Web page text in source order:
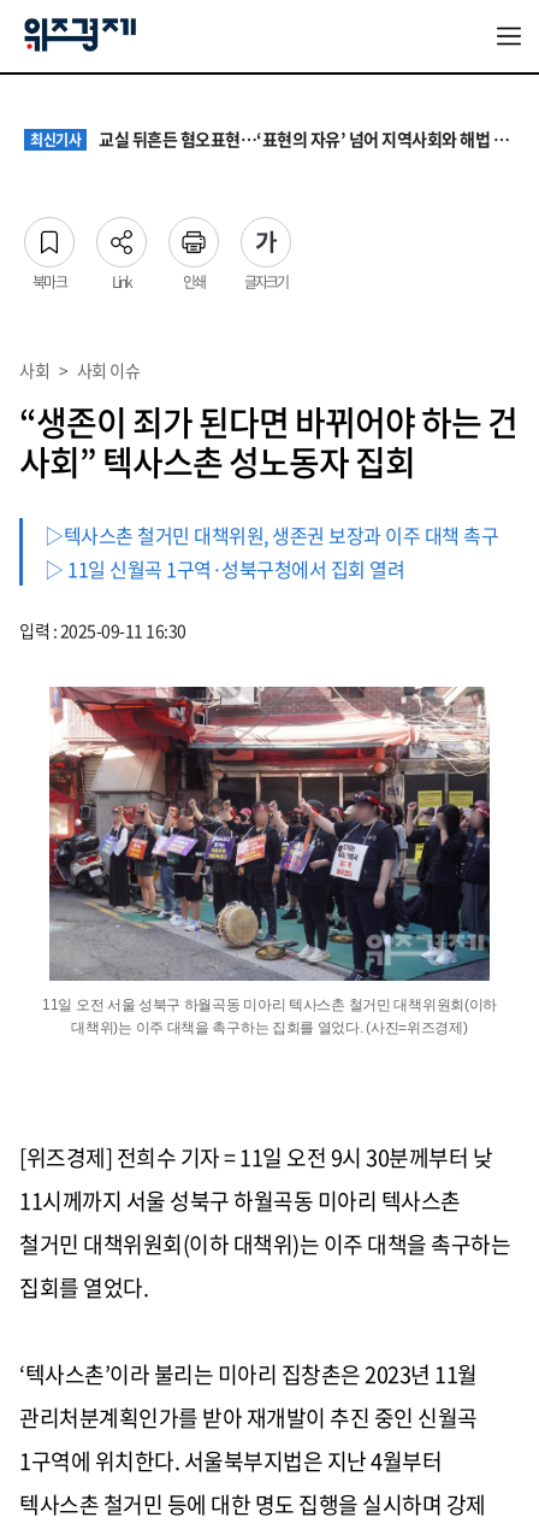
최신기사 교실 뒤흔든 혐오표현…‘표현의 자유’ 넘어 지역사회와 해법 모색
최신기사 대기업 노조 '영업이익 성과급' 요구에 전문가들 "최종 이익·투자 여력 반영해야"
최신기사 서울 집값 다시 0.26% 상승…전세도 수도권 중심으로 압박 커져
북마크 Link 인쇄 글자크기
사회 > 사회 이슈
“생존이 죄가 된다면 바뀌어야 하는 건
사회” 텍사스촌 성노동자 집회
▷텍사스촌 철거민 대책위원, 생존권 보장과 이주 대책 촉구
▷ 11일 신월곡 1구역·성북구청에서 집회 열려
입력 : 2025-09-11 16:30
11일 오전 서울 성북구 하월곡동 미아리 텍사스촌 철거민 대책위원회(이하
대책위)는 이주 대책을 촉구하는 집회를 열었다. (사진=위즈경제)
[위즈경제] 전희수 기자 =11일 오전 9시 30분께부터 낮
11시께까지 서울 성북구 하월곡동 미아리 텍사스촌
철거민 대책위원회(이하 대책위)는 이주 대책을 촉구하는
집회를 열었다.
‘텍사스촌’이라 불리는 미아리 집창촌은 2023년 11월
관리처분계획인가를 받아 재개발이 추진 중인 신월곡
1구역에 위치한다. 서울북부지법은 지난 4월부터
텍사스촌 철거민 등에 대한 명도 집행을 실시하며 강제